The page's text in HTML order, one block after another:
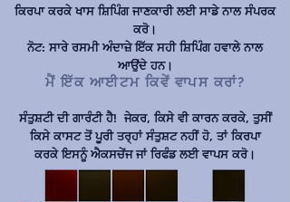
ਕਿਰਪਾ ਕਰਕੇ ਖਾਸ ਸ਼ਿਪਿੰਗ ਜਾਣਕਾਰੀ ਲਈ ਸਾਡੇ ਨਾਲ ਸੰਪਰਕ
ਕਰੋ।
ਨੋਟ: ਸਾਰੇ ਰਸਮੀ ਅੰਦਾਜ਼ੇ ਇੱਕ ਸਹੀ ਸ਼ਿਪਿੰਗ ਹਵਾਲੇ ਨਾਲ
ਆਉਂਦੇ ਹਨ।
ਮੈਂ ਇੱਕ ਆਈਟਮ ਕਿਵੇਂ ਵਾਪਸ ਕਰਾਂ?
ਸੰਤੁਸ਼ਟੀ ਦੀ ਗਾਰੰਟੀ ਹੈ! ਜੇਕਰ, ਕਿਸੇ ਵੀ ਕਾਰਨ ਕਰਕੇ, ਤੁਸੀਂ
ਕਿਸੇ ਕਾਸਟ ਤੋਂ ਪੂਰੀ ਤਰ੍ਹਾਂ ਸੰਤੁਸ਼ਟ ਨਹੀਂ ਹੋ, ਤਾਂ ਕਿਰਪਾ
ਕਰਕੇ ਇਸਨੂੰ ਐਕਸਚੇਂਜ ਜਾਂ ਰਿਫੰਡ ਲਈ ਵਾਪਸ ਕਰੋ।